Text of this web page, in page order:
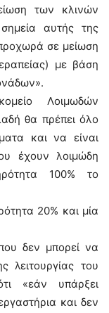
των κλινών
αυτής της
σε μείωση
με βάση
Λοιμωδών
θα πρέπει όλο
και να είναι
έχουν λοιμώδη
100% το
20% και μία
δεν μπορεί να
λειτουργίας του
«εάν υπάρξει
και δεν